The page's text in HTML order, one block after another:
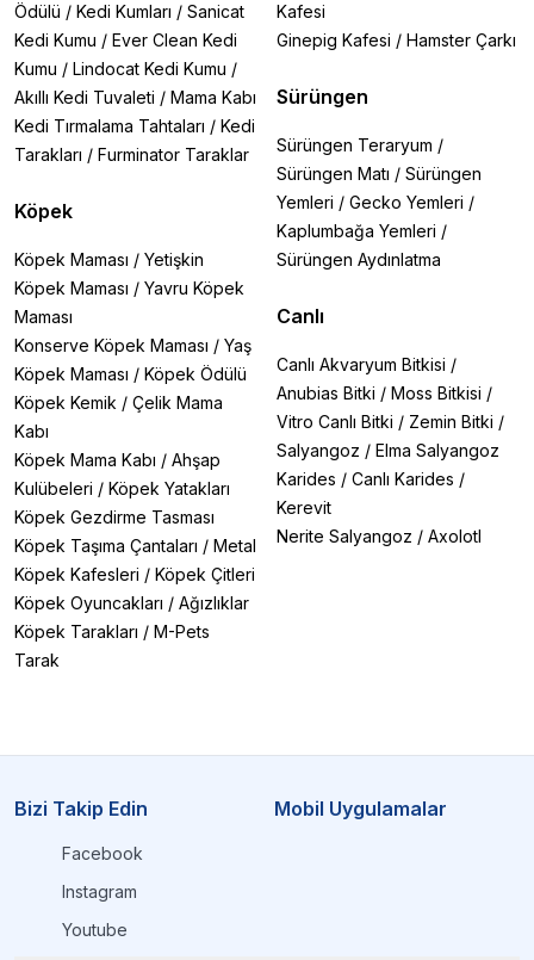
Ödülü / Kedi Kumları / Sanicat
Kedi Kumu / Ever Clean Kedi
Kumu / Lindocat Kedi Kumu /
Akıllı Kedi Tuvaleti / Mama Kabı
Kedi Tırmalama Tahtaları / Kedi
Tarakları / Furminator Taraklar
Köpek
Köpek Maması / Yetişkin
Köpek Maması / Yavru Köpek
Maması
Konserve Köpek Maması / Yaş
Köpek Maması / Köpek Ödülü
Köpek Kemik / Çelik Mama
Kabı
Köpek Mama Kabı / Ahşap
Kulübeleri / Köpek Yatakları
Köpek Gezdirme Tasması
Köpek Taşıma Çantaları / Metal
Köpek Kafesleri / Köpek Çitleri
Köpek Oyuncakları / Ağızlıklar
Köpek Tarakları / M-Pets
Tarak
Kafesi
Ginepig Kafesi / Hamster Çarkı
Sürüngen
Sürüngen Teraryum /
Sürüngen Matı / Sürüngen
Yemleri / Gecko Yemleri /
Kaplumbağa Yemleri /
Sürüngen Aydınlatma
Canlı
Canlı Akvaryum Bitkisi /
Anubias Bitki / Moss Bitkisi /
Vitro Canlı Bitki / Zemin Bitki /
Salyangoz / Elma Salyangoz
Karides / Canlı Karides /
Kerevit
Nerite Salyangoz / Axolotl
Bizi Takip Edin
Facebook
Instagram
Youtube
Mobil Uygulamalar